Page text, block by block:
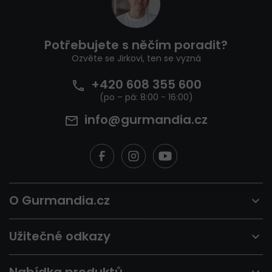
Potřebujete s něčím poradit?
Ozvěte se Jirkovi, ten se vyzná
+420 608 355 600
info@gurmandia.cz
O Gurmandia.cz
Užitečné odkazy